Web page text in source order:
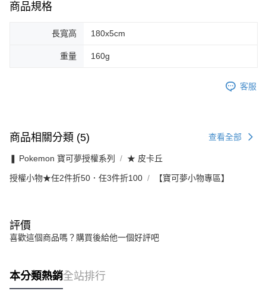
商品規格
長寬高 180x5cm
重量 160g
客服
商品相關分類 (5) 查看全部
❚ Pokemon 寶可夢授權系列 ★ 皮卡丘
授權小物★任2件折50．任3件折100 【寶可夢小物專區】
評價
喜歡這個商品嗎？購買後給他一個好評吧
本分類熱銷全站排行